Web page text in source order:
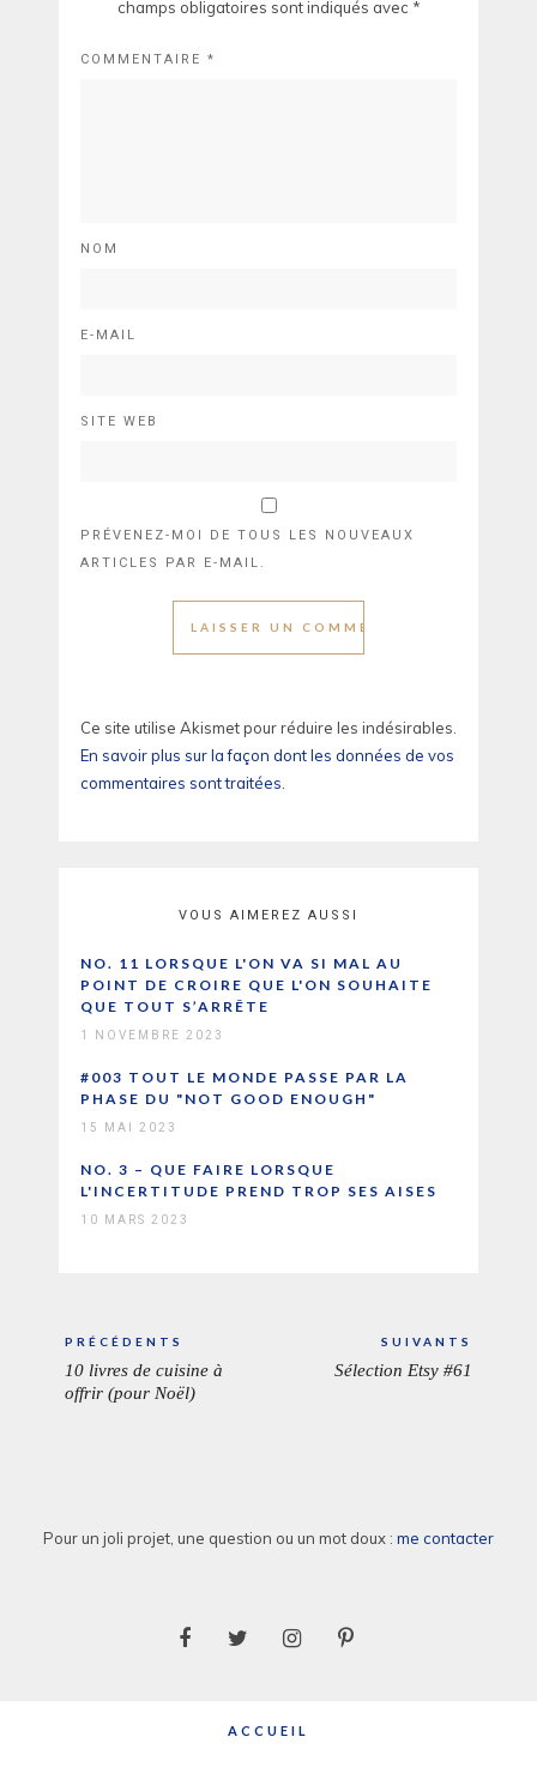
champs obligatoires sont indiqués avec *
COMMENTAIRE *
NOM
E-MAIL
SITE WEB
PRÉVENEZ-MOI DE TOUS LES NOUVEAUX
ARTICLES PAR E-MAIL.
Ce site utilise Akismet pour réduire les indésirables.
En savoir plus sur la façon dont les données de vos
commentaires sont traitées
VOUS AIMEREZ AUSSI
NO. 11 LORSQUE L'ON VA SI MAL AU
POINT DE CROIRE QUE L'ON SOUHAITE
QUE TOUT S’ARRÊTE
1 NOVEMBRE 2023
#003 TOUT LE MONDE PASSE PAR LA
PHASE DU "NOT GOOD ENOUGH"
15 MAI 2023
NO. 3 – QUE FAIRE LORSQUE
L'INCERTITUDE PREND TROP SES AISES
10 MARS 2023
Navigation
de
l’article
PRÉCÉDENTS
ARTICLE
10 livres de cuisine à
offrir (pour Noël)
SUIVANTS
Sélection Etsy #61
Pour un joli projet, une question ou un mot doux : me contacter
ACCUEIL